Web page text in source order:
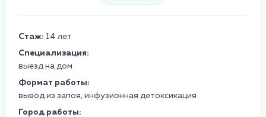
Стаж: 14 лет
Специализация:
выезд на дом
Формат работы:
вывод из запоя, инфузионная детоксикация
Город работы: